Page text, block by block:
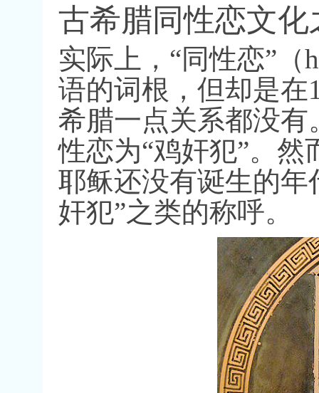
古希腊同性恋文化
实际上， “ 同性恋” （
语的词根，但却是在
希腊一点关系都没
性恋为“鸡奸犯”。然
耶稣还没有诞生的
奸犯”之类的称呼。